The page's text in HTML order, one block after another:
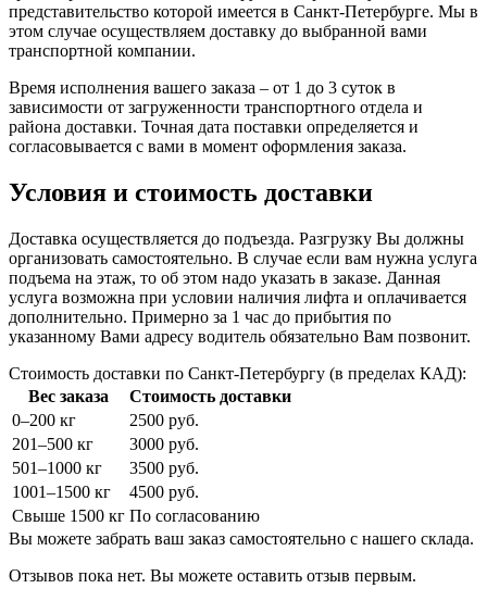
представительство которой имеется в Санкт-Петербурге. Мы в
этом случае осуществляем доставку до выбранной вами
транспортной компании.
Время исполнения вашего заказа – от 1 до 3 суток в
зависимости от загруженности транспортного отдела и
района доставки. Точная дата поставки определяется и
согласовывается с вами в момент оформления заказа.
Условия и стоимость доставки
Доставка осуществляется до подъезда. Разгрузку Вы должны
организовать самостоятельно. В случае если вам нужна услуга
подъема на этаж, то об этом надо указать в заказе. Данная
услуга возможна при условии наличия лифта и оплачивается
дополнительно. Примерно за 1 час до прибытия по
указанному Вами адресу водитель обязательно Вам позвонит.
Стоимость доставки по Санкт-Петербургу (в пределах КАД):
Вес заказа
Стоимость доставки
0–200 кг
2500 руб.
201–500 кг
3000 руб.
501–1000 кг
3500 руб.
1001–1500 кг
4500 руб.
Свыше 1500 кг По согласованию
Вы можете забрать ваш заказ самостоятельно с нашего склада.
Отзывов пока нет. Вы можете оставить отзыв первым.